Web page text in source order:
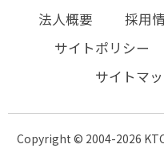
法人概要 採用
サイトポリシー
サイトマ
Copyright © 2004-2026